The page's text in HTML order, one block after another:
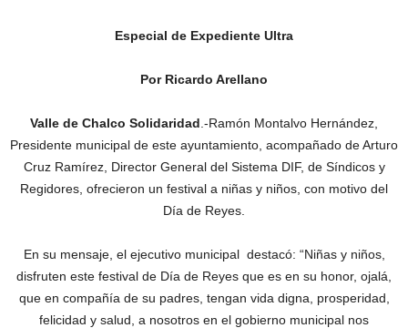
Especial de Expediente Ultra
Por Ricardo Arellano
Valle de Chalco Solidaridad .-Ramón Montalvo Hernández,
Presidente municipal de este ayuntamiento, acompañado de Arturo
Cruz Ramírez, Director General del Sistema DIF, de Síndicos y
Regidores, ofrecieron un festival a niñas y niños, con motivo del
Día de Reyes.
En su mensaje, el ejecutivo municipal destacó: “Niñas y niños,
disfruten este festival de Día de Reyes que es en su honor, ojalá,
que en compañía de su padres, tengan vida digna, prosperidad,
felicidad y salud, a nosotros en el gobierno municipal nos